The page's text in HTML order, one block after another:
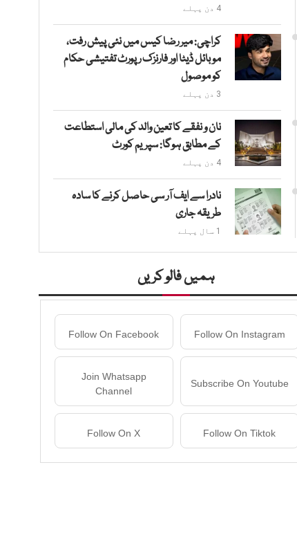
4 دن پہلے
کراچی: میر رضا کیس میں نئی پیش رفت،
موبائل ڈیٹا اور فارنزک رپورٹ تفتیشی حکام
کو موصول
3 دن پہلے
نان و نفقے کا تعین والد کی مالی استطاعت
کے مطابق ہوگا: سپریم کورٹ
4 دن پہلے
نادرا سے ایف آر سی حاصل کرنے کا سادہ
طریقہ جاری
1 سال پہلے
ہمیں فالو کریں
Follow On Instagram
Follow On Facebook
Subscribe On Youtube
Join Whatsapp
Channel
Follow On Tiktok
Follow On X